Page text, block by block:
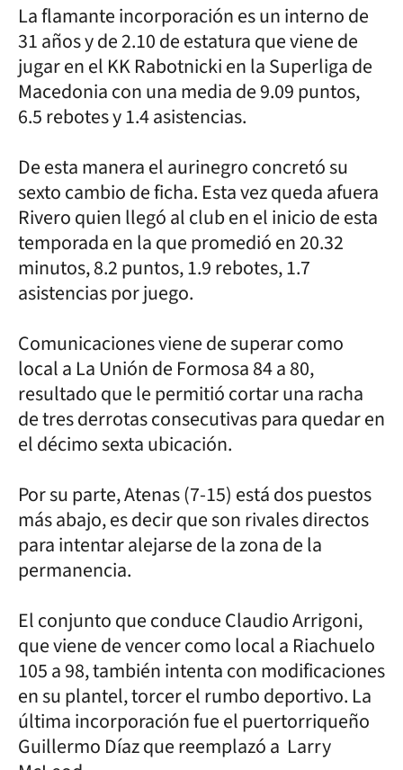
La flamante incorporación es un interno de
31 años y de 2.10 de estatura que viene de
jugar en el KK Rabotnicki en la Superliga de
Macedonia con una media de 9.09 puntos,
6.5 rebotes y 1.4 asistencias.
De esta manera el aurinegro concretó su
sexto cambio de ficha. Esta vez queda afuera
Rivero quien llegó al club en el inicio de esta
temporada en la que promedió en 20.32
minutos, 8.2 puntos, 1.9 rebotes, 1.7
asistencias por juego.
Comunicaciones viene de superar como
local a La Unión de Formosa 84 a 80,
resultado que le permitió cortar una racha
de tres derrotas consecutivas para quedar en
el décimo sexta ubicación.
Por su parte, Atenas (7-15) está dos puestos
más abajo, es decir que son rivales directos
para intentar alejarse de la zona de la
permanencia.
El conjunto que conduce Claudio Arrigoni,
que viene de vencer como local a Riachuelo
105 a 98, también intenta con modificaciones
en su plantel, torcer el rumbo deportivo. La
última incorporación fue el puertorriqueño
Guillermo Díaz que reemplazó a Larry